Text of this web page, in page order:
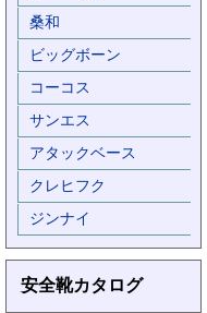
桑和
ビッグボーン
コーコス
サンエス
アタックベース
クレヒフク
ジンナイ
安全靴カタログ